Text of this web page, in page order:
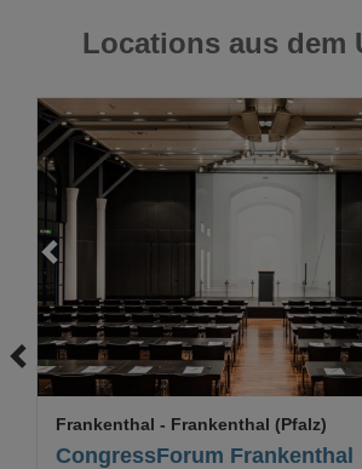
Locations aus dem
CongressForum Frankenthal
Frankenthal - Frankenthal (Pfalz)